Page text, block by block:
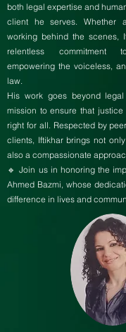
both legal expertise and
client he serves. Whether
working behind the scenes,
relentless commitment
empowering the voiceless,
law.
His work goes beyond
mission to ensure that
right for all. Respected by
clients, Iftikhar brings not
also a compassionate
🔹 Join us in honoring the
Ahmed Bazmi, whose
difference in lives and